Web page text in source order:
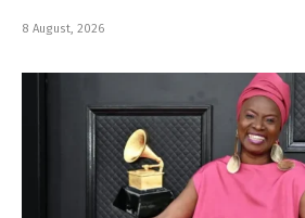
8 August, 2026